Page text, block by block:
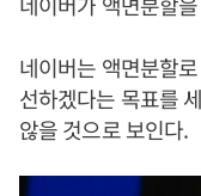
네이버는 액면분할
선하겠다는 목표를
않을 것으로 보인다.